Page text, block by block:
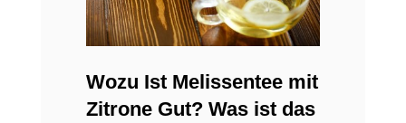
Wozu Ist Melissentee mit
Zitrone Gut? Was ist das